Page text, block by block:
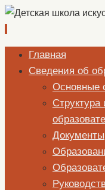
Перейти
содержимому
Главная
Сведения об
Основные
Структура
Документы